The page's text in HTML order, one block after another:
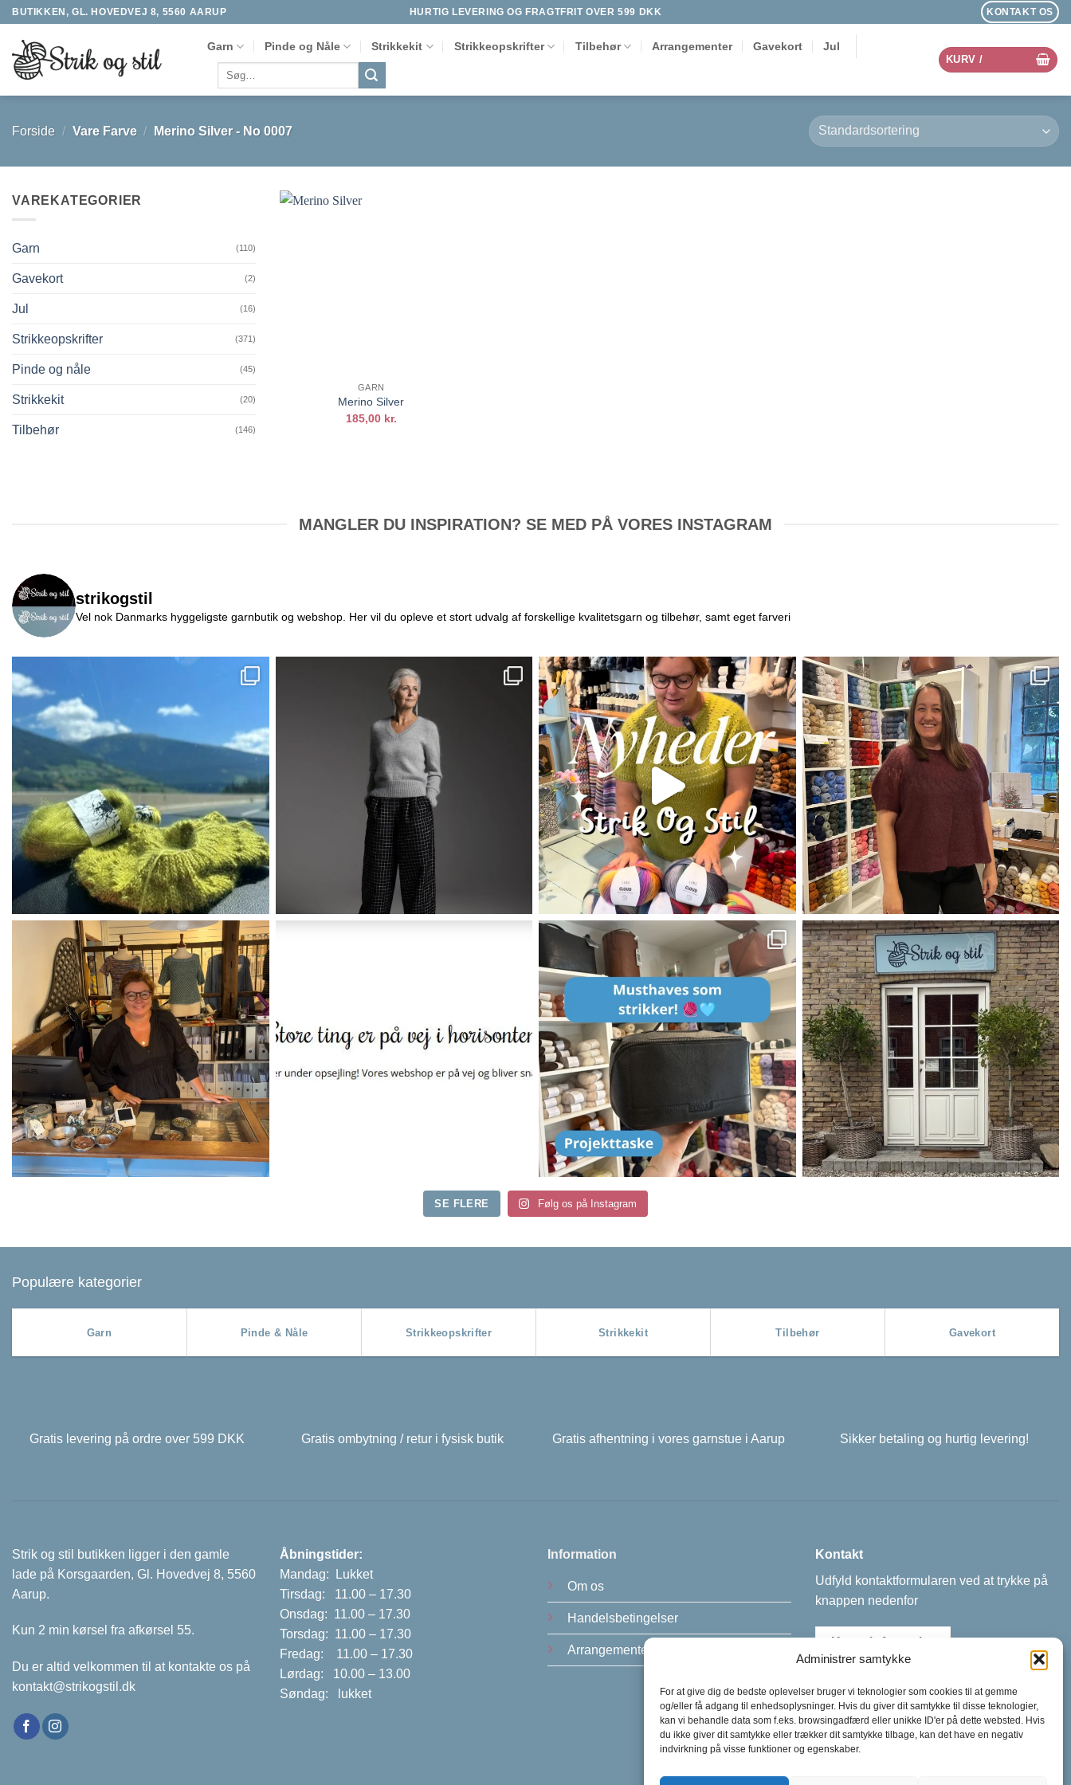
Administrer samtykke
For at give dig de bedste oplevelser bruger vi teknologier som cookies til at gemme
og/eller få adgang til enhedsoplysninger. Hvis du giver dit samtykke til disse teknologier,
kan vi behandle data som f.eks. browsingadfærd eller unikke ID'er på dette websted. Hvis
du ikke giver dit samtykke eller trækker dit samtykke tilbage, kan det have en negativ
indvirkning på visse funktioner og egenskaber.
Fortsæt
indhold
BUTIKKEN, GL. HOVEDVEJ 8, 5560 AARUP HURTIG LEVERING OG FRAGTFRIT OVER 599 DKK KONTAKT OS
Garn Pinde og Nåle Strikkekit Strikkeopskrifter Tilbehør Arrangementer Gavekort Jul
Søg
efter:
KURV /
Forside / Vare Farve / Merino Silver - No 0007
VAREKATEGORIER
Garn (110)
Gavekort (2)
Jul (16)
Strikkeopskrifter (371)
Pinde og nåle (45)
Strikkekit (20)
Tilbehør (146)
GARN
Merino Silver
185,00 kr.
MANGLER DU INSPIRATION? SE MED PÅ VORES INSTAGRAM
strikogstil
Vel nok Danmarks hyggeligste garnbutik og webshop. Her vil du opleve et stort udvalg af forskellige kvalitetsgarn og tilbehør, samt eget farveri
SE FLERE Følg os på Instagram
Populære kategorier
Garn Pinde & Nåle Strikkeopskrifter Strikkekit Tilbehør Gavekort
Gratis levering på ordre over 599 DKK Gratis ombytning / retur i fysisk butik Gratis afhentning i vores garnstue i Aarup Sikker betaling og hurtig levering!
Strik og stil butikken ligger i den gamle
lade på Korsgaarden, Gl. Hovedvej 8, 5560
Aarup.
Kun 2 min kørsel fra afkørsel 55.
Du er altid velkommen til at kontakte os på
kontakt@strikogstil.dk
Åbningstider:
Mandag: Lukket
Tirsdag: 11.00 – 17.30
Onsdag: 11.00 – 17.30
Torsdag: 11.00 – 17.30
Fredag: 11.00 – 17.30
Lørdag: 10.00 – 13.00
Søndag: lukket
Information
Om os
Handelsbetingelser
Arrangementer
Kontakt
Udfyld kontaktformularen ved at trykke på
knappen nedenfor
Kontaktformular